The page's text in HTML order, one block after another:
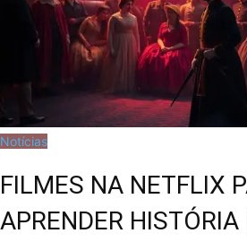
Notícias
FILMES NA NETFLIX
APRENDER